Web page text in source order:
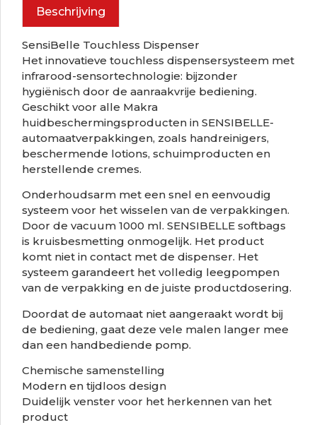
Beschrijving
SensiBelle Touchless Dispenser
Het innovatieve touchless dispensersysteem met
infrarood-sensortechnologie: bijzonder
hygiënisch door de aanraakvrije bediening.
Geschikt voor alle Makra
huidbeschermingsproducten in SENSIBELLE-
automaatverpakkingen, zoals handreinigers,
beschermende lotions, schuimproducten en
herstellende cremes.
Onderhoudsarm met een snel en eenvoudig
systeem voor het wisselen van de verpakkingen.
Door de vacuum 1000 ml. SENSIBELLE softbags
is kruisbesmetting onmogelijk. Het product
komt niet in contact met de dispenser. Het
systeem garandeert het volledig leegpompen
van de verpakking en de juiste productdosering.
Doordat de automaat niet aangeraakt wordt bij
de bediening, gaat deze vele malen langer mee
dan een handbediende pomp.
Chemische samenstelling
Modern en tijdloos design
Duidelijk venster voor het herkennen van het
product